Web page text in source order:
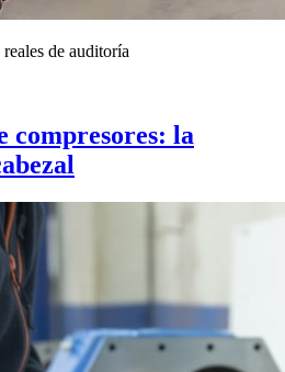
de auditoría
compresores: la